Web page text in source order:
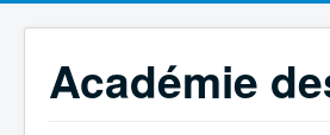
Académie